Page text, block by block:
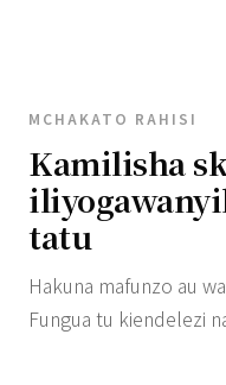
MCHAKATO RAHISI
Kamilisha
tatu
Hakuna mafunzo au
Fungua tu kiendelezi